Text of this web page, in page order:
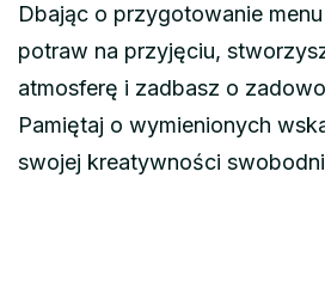
Dbając o przygotowanie
potraw na przyjęciu,
atmosferę i zadbasz o
Pamiętaj o wymienionych
swojej kreatywności